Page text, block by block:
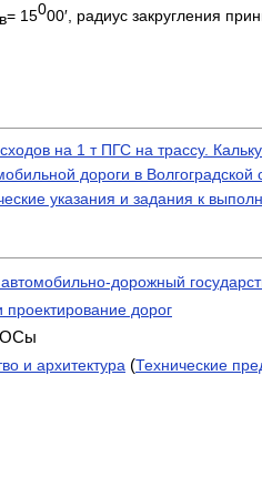
= 15000′, радиус
на 1 т ПГС на трассу.
дороги в Волгоградской
указания и задания к
дорожный
проектирование дорог
и архитектура (Технические